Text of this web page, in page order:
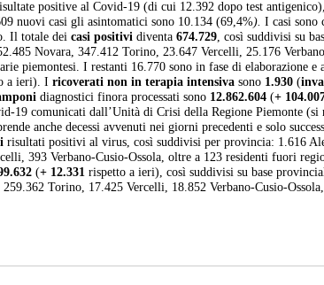
positive al Covid-19 (di cui 12.392 dopo test
nuovi casi gli asintomatici sono 10.134 (69,4%).I casi sono
Il totale deicasi positivi diventa674.729, così suddivisi su
Novara, 347.412 Torino, 23.647 Vercelli, 25.176
piemontesi. I restanti 16.770 sono in fase di elaborazione
a ieri). Iricoverati non in terapia intensiva sono 1.930 (
diagnostici finora processati sono 12.862.604(+
19 comunicati dall’Unità di Crisi della Regione Piemonte
anche decessi avvenuti nei giorni precedenti e solo
risultati positivi al virus, così suddivisi per provincia: 1.616
393 Verbano-Cusio-Ossola, oltre a 123 residenti fuori
(+ 12.331 rispetto a ieri), così suddivisi su base
Torino, 17.425 Vercelli, 18.852 Verbano-Cusio-